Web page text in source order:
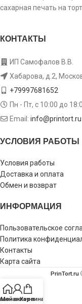
сахарная печать на
КОНТАКТЫ
ИП Самофалов В.В.
Хабарова, д.2,
+79997681652
Пн - Пт, с 10:00 до
Email: info@printort.ru
УСЛОВИЯ РАБОТЫ
Условия работы
Доставка и оплата
Обмен и возврат
ИНФОРМАЦИЯ
Пользовательское
Политика
Контакты
Карта сайта
PrinTort.ru
Мой аккаунт
Корзина